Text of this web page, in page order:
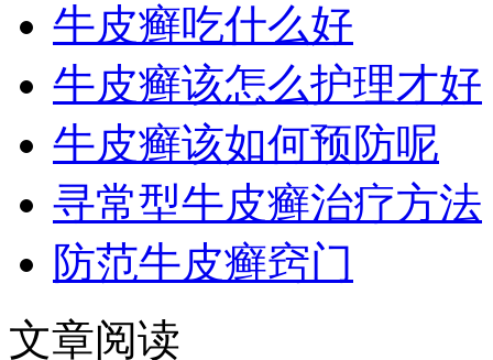
牛皮癣吃什么好
牛皮癣该怎么护理才好
牛皮癣该如何预防呢
寻常型牛皮癣治疗方法
防范牛皮癣窍门
文章阅读